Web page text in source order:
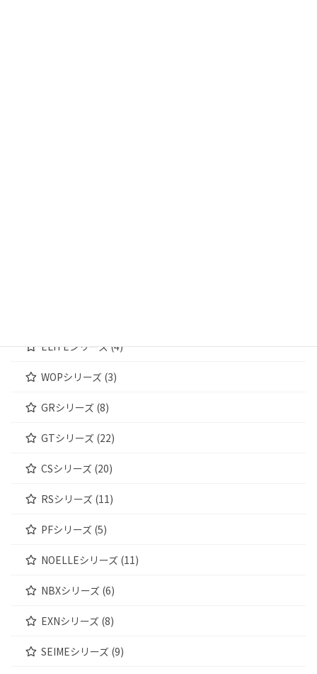
ELITEシリーズ (4)
WOPシリーズ (3)
GRシリーズ (8)
GTシリーズ (22)
CSシリーズ (20)
RSシリーズ (11)
PFシリーズ (5)
NOELLEシリーズ (11)
NBXシリーズ (6)
EXNシリーズ (8)
SEIMEシリーズ (9)